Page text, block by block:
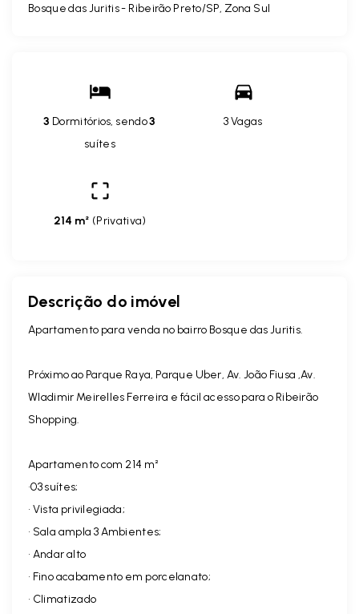
Bosque das Juritis - Ribeirão Preto/SP, Zona Sul
3 Dormitórios, sendo3
suítes
3 Vagas
214 m² (Privativa)
Descrição do imóvel
Apartamento para venda no bairro Bosque das Juritis.
Próximo ao Parque Raya, Parque Uber, Av. João Fiusa ,Av.
Wladimir Meirelles Ferreira e fácil acesso para o Ribeirão
Shopping.
Apartamento com 214 m²
•03 suítes;
• Vista privilegiada;
• Sala ampla 3 Ambientes;
• Andar alto
• Fino acabamento em porcelanato;
• Climatizado